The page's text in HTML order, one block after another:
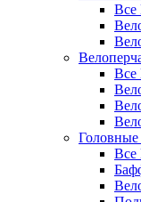
Все
Все
Все